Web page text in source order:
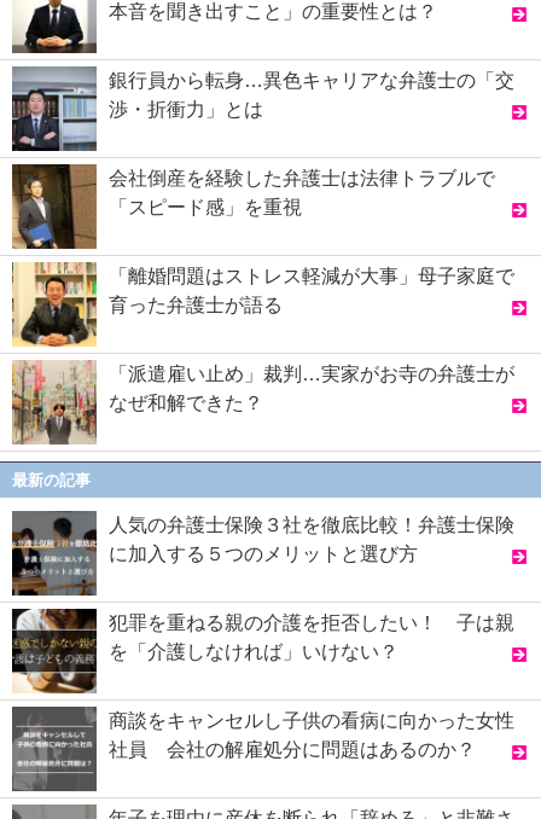
本音を聞き出すこと」の重要性とは？
銀行員から転身…異色キャリアな弁護士の「交
渉・折衝力」とは
会社倒産を経験した弁護士は法律トラブルで
「スピード感」を重視
「離婚問題はストレス軽減が大事」母子家庭で
育った弁護士が語る
「派遣雇い止め」裁判…実家がお寺の弁護士が
なぜ和解できた？
最新の記事
人気の弁護士保険３社を徹底比較！弁護士保険
に加入する５つのメリットと選び方
犯罪を重ねる親の介護を拒否したい！ 子は親
を「介護しなければ」いけない？
商談をキャンセルし子供の看病に向かった女性
社員 会社の解雇処分に問題はあるのか？